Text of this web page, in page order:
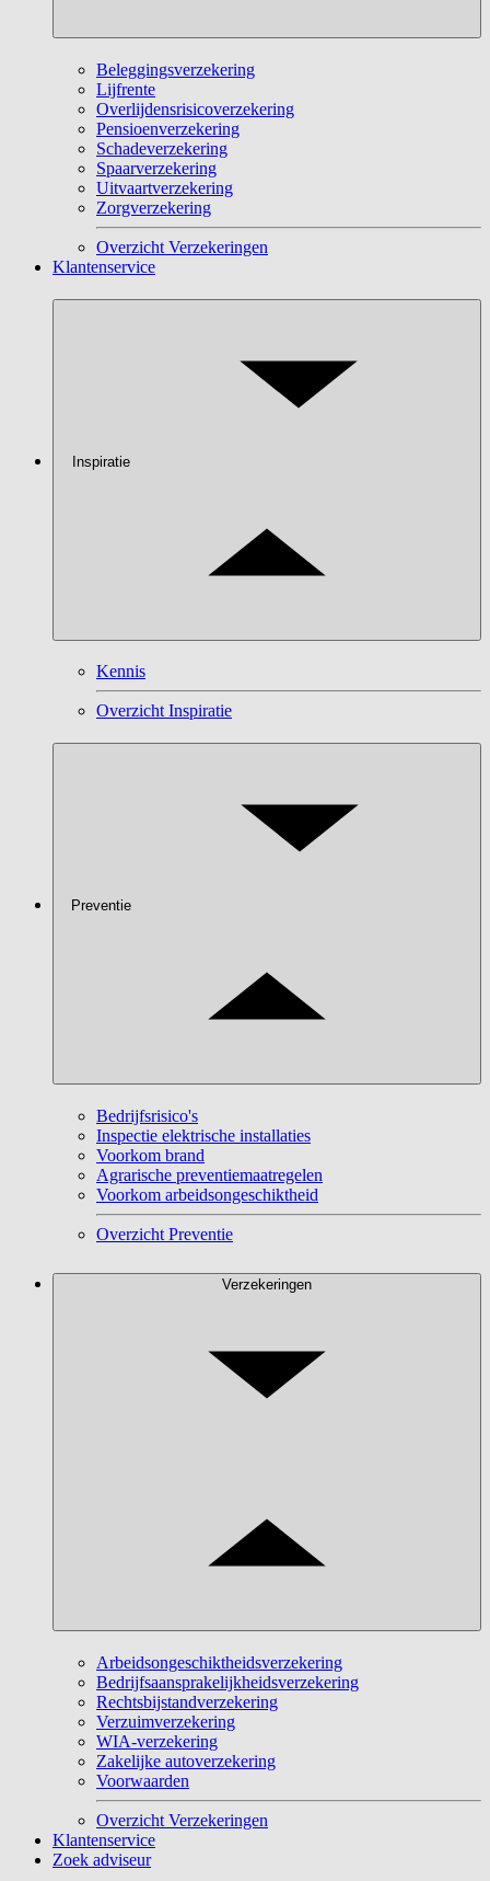
Beleggingsverzekering
Lijfrente
Overlijdensrisicoverzekering
Pensioenverzekering
Schadeverzekering
Spaarverzekering
Uitvaartverzekering
Zorgverzekering
Overzicht Verzekeringen
Klantenservice
Inspiratie
Kennis
Overzicht Inspiratie
Preventie
Bedrijfsrisico's
Inspectie elektrische installaties
Voorkom brand
Agrarische preventiemaatregelen
Voorkom arbeidsongeschiktheid
Overzicht Preventie
Verzekeringen
Arbeidsongeschiktheidsverzekering
Bedrijfsaansprakelijkheidsverzekering
Rechtsbijstandverzekering
Verzuimverzekering
WIA-verzekering
Zakelijke autoverzekering
Voorwaarden
Overzicht Verzekeringen
Klantenservice
Zoek adviseur